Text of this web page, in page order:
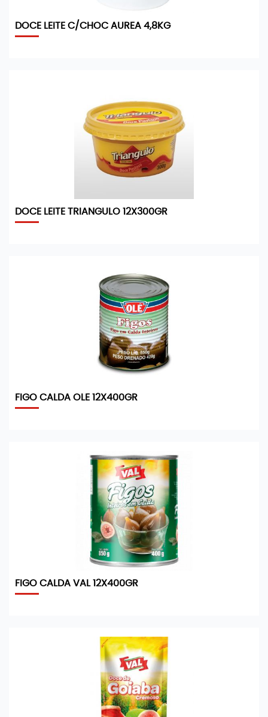
DOCE LEITE C/CHOC AUREA 4,8KG
DOCE LEITE TRIANGULO 12X300GR
FIGO CALDA OLE 12X400GR
FIGO CALDA VAL 12X400GR